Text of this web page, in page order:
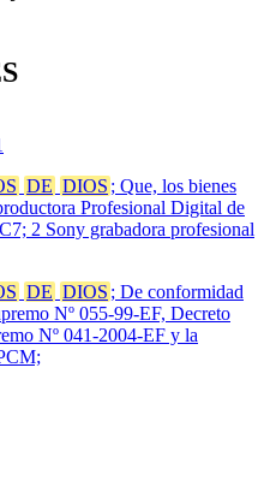
DE DIOS ; Que, los bienes
Profesional Digital de
2 Sony grabadora profesional
DE DIOS ; De conformidad
Nº 055-99-EF, Decreto
Nº 041-2004-EF y la